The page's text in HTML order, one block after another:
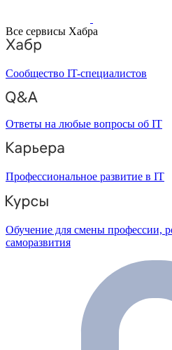
Все сервисы Хабра
Сообщество IT-специалистов
Ответы на любые вопросы об IT
Профессиональное развитие в IT
Обучение для смены профессии,
саморазвития